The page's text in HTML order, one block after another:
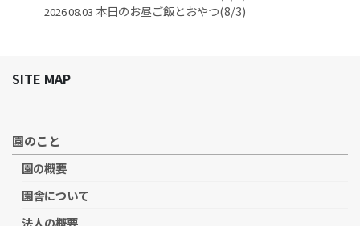
2026.08.03 本日のお昼ご飯とおやつ(8/3)
SITE MAP
園のこと
園の概要
園舎について
法人の概要